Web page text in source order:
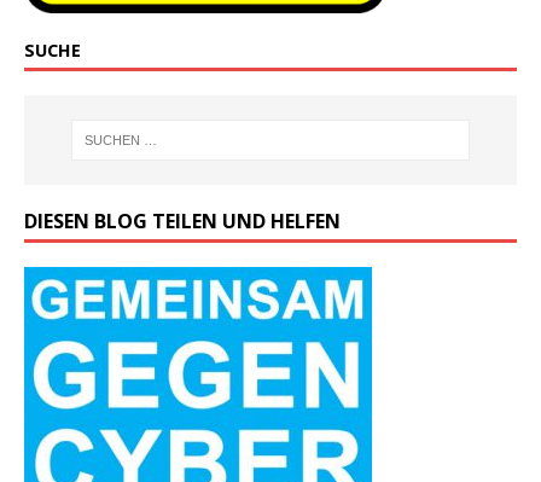
SUCHE
DIESEN BLOG TEILEN UND HELFEN